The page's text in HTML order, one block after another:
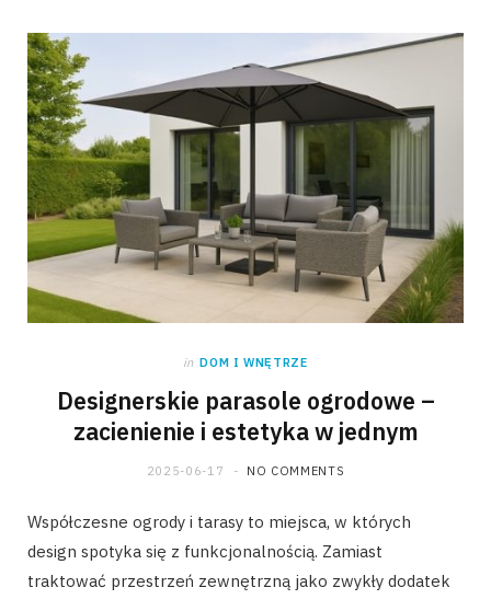
in DOM I WNĘTRZE
Designerskie parasole ogrodowe –
zacienienie i estetyka w jednym
2025-06-17 NO COMMENTS
Współczesne ogrody i tarasy to miejsca, w których
design spotyka się z funkcjonalnością. Zamiast
traktować przestrzeń zewnętrzną jako zwykły dodatek